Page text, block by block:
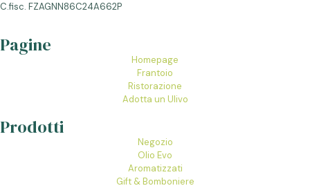
C.fisc. FZAGNN86C24A662P
Pagine
Homepage
Frantoio
Ristorazione
Adotta un Ulivo
Prodotti
Negozio
Olio Evo
Aromatizzati
Gift & Bomboniere